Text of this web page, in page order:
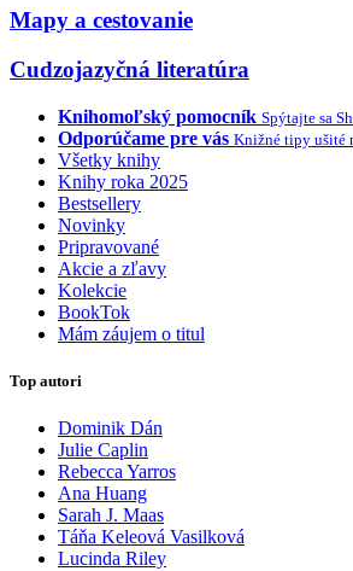
Mapy a cestovanie
Cudzojazyčná literatúra
Knihomoľský pomocník Spýtajte sa
Odporúčame pre vás Knižné tipy ušité
Všetky knihy
Knihy roka 2025
Bestsellery
Novinky
Pripravované
Akcie a zľavy
Kolekcie
BookTok
Mám záujem o titul
Top autori
Dominik Dán
Julie Caplin
Rebecca Yarros
Ana Huang
Sarah J. Maas
Táňa Keleová Vasilková
Lucinda Riley